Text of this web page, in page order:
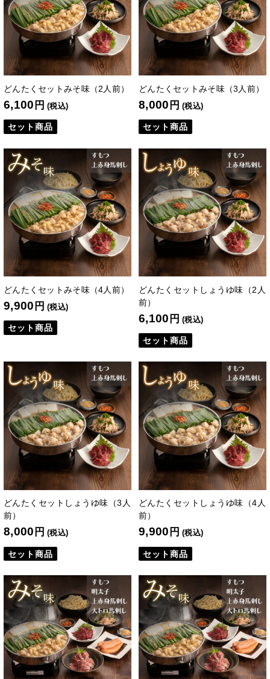
どんたくセットみそ味（2人前）
6,100 円 (税込)
セット商品
どんたくセットみそ味（3人前）
8,000 円 (税込)
セット商品
どんたくセットみそ味（4人前）
9,900 円 (税込)
セット商品
どんたくセットしょうゆ味（2人
前）
6,100 円 (税込)
セット商品
どんたくセットしょうゆ味（3人
前）
8,000 円 (税込)
セット商品
どんたくセットしょうゆ味（4人
前）
9,900 円 (税込)
セット商品